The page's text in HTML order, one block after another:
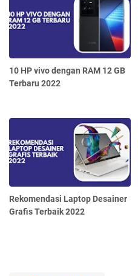
10 HP vivo dengan RAM 12 GB
Terbaru 2022
Rekomendasi Laptop Desainer
Grafis Terbaik 2022